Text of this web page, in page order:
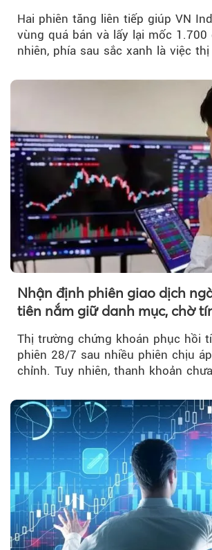
Hai phiên tăng liên tiếp giúp VN
vùng quá bán và lấy lại mốc 1.700
nhiên, phía sau sắc xanh là việc
tiền vẫn chưa thực sự trở lại.
Nhận định phiên giao dịch
tiên nắm giữ danh mục, chờ
Thị trường chứng khoán phục hồi
phiên 28/7 sau nhiều phiên chịu
chỉnh. Tuy nhiên, thanh khoản